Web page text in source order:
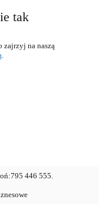
tak
.
795 446 555.